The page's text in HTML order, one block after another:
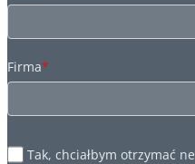
Firma*
Tak, chciałbym otrzymać